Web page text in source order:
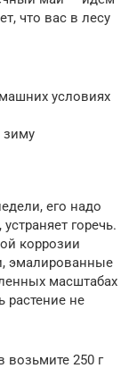
что вас в лесу
условиях
зиму
его надо
горечь.
коррозии
эмалированные
масштабах
растение не
250 г